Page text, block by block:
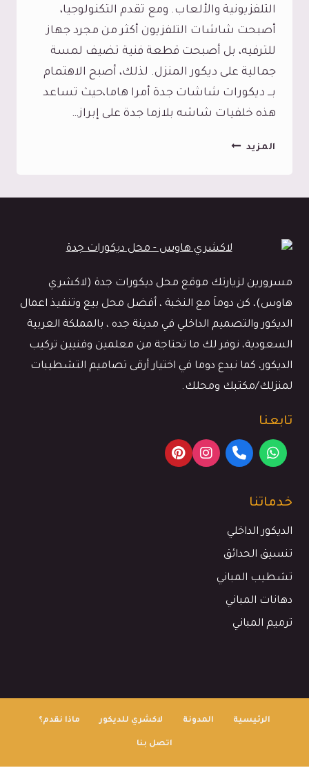
التلفزيونية والألعاب. ومع تقدم التكنولوجيا،
أصبحت شاشات التلفزيون أكثر من مجرد جهاز
للترفيه، بل أصبحت قطعة فنية تضيف لمسة
جمالية على ديكور المنزل. لذلك، أصبح الاهتمام
بـــ ديكورات شاشات جدة أمرا هاما،حيث تساعد
هذه خلفيات شاشه بلازما جدة على إبراز…
المزيدديكورات
اشكال
شاشه
مسرورين لزيارتك موقع محل ديكورات جدة (لاكشري
هاوس)، كن دوماَ مع النخبة ، أفضل محل بيع وتنفيذ اعمال
الديكور والتصميم الداخلي في مدينة جده ، بالمملكة العربية
السعودية، نوفر لك ما تحتاجة من معلمين وفنيين تركيب
الديكور، كما نبدع دوما في اختيار أرقى تصاميم التشطيبات
لمنزلك/مكتبك ومحلك.
تابعنا
خدماتنا
الديكور الداخلي
تنسيق الحدائق
تشطيب المباني
دهانات المباني
ترميم المباني
الرئيسية المدونة لاكشري للديكور ماذا نقدم؟
اتصل بنا